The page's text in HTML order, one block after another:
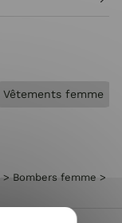
Vêtements femme
> Bombers femme >